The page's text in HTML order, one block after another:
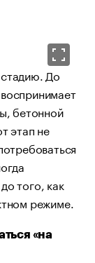
До
бетонной
этап не
того, как
режиме.
«на